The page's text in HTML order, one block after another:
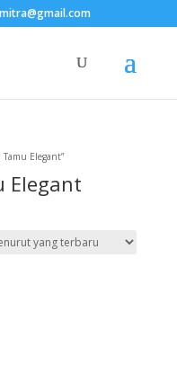
Elegant”
Elegant